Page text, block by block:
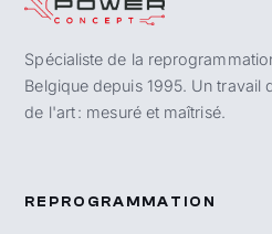
Spécialiste de la
Belgique depuis 1995. Un travail
de l'art : mesuré et maîtrisé.
REPROGRAMMATION